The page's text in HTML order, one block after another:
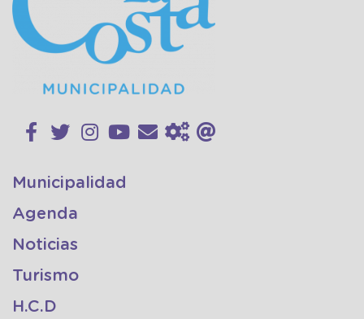
Municipalidad
Agenda
Noticias
Turismo
H.C.D